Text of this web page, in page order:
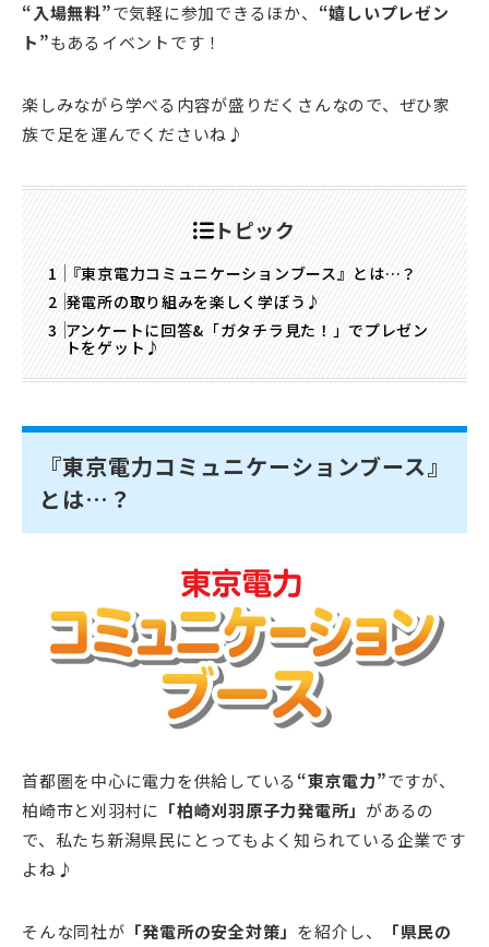
“入場無料”で気軽に参加できるほか、 “嬉しいプレゼン
ト”もあるイベントです！
楽しみながら学べる内容が盛りだくさんなので、ぜひ家
族で足を運んでくださいね♪
トピック
『東京電力コミュニケーションブース』とは…？
発電所の取り組みを楽しく学ぼう♪
アンケートに回答&「ガタチラ見た！」でプレゼン
トをゲット♪
『東京電力コミュニケーションブース』
とは…？
首都圏を中心に電力を供給している “東京電力”ですが、
柏崎市と刈羽村に 「柏崎刈羽原子力発電所」 があるの
で、私たち新潟県民にとってもよく知られている企業です
よね♪
そんな同社が 「発電所の安全対策」 を紹介し、
「県民の